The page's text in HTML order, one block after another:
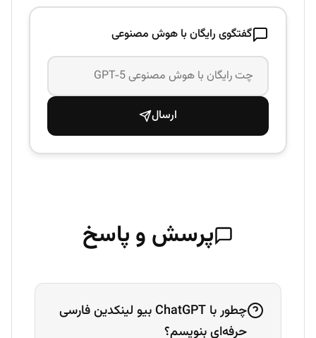
گفتگوی رایگان با هوش مصنوعی
ارسال
پرسش و پاسخ
چطور با ChatGPT بیو لینکدین فارسی
حرفه‌ای بنویسم؟